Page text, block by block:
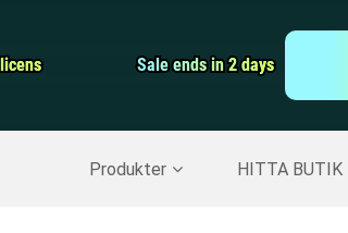
Sale ends in 2 days
Sale ends in 2 days
Produkter HITTA BUTIK
Screen Recorder
Backup>>